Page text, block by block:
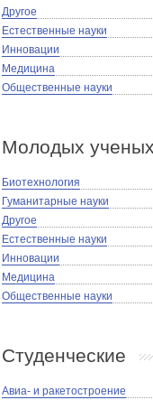
Другое
Естественные науки
Инновации
Медицина
Общественные науки
Молодых ученых
Биотехнология
Гуманитарные науки
Другое
Естественные науки
Инновации
Медицина
Общественные науки
Студенческие
Авиа- и ракетостроение